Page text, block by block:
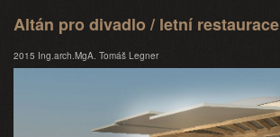
Altán pro divadlo / letní restaurace
2015 Ing.arch.MgA. Tomáš Legner